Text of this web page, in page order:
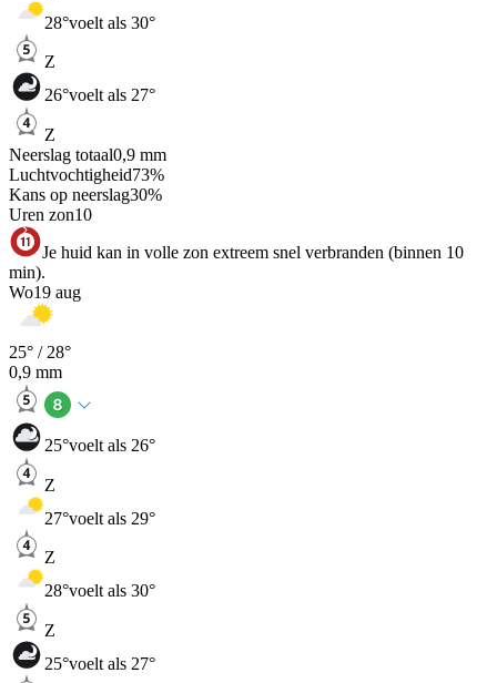
28°voelt als 30°
Z
26°voelt als 27°
Z
Neerslag totaal0,9 mm
Luchtvochtigheid73%
Kans op neerslag30%
Uren zon10
Je huid kan in volle zon extreem snel verbranden (binnen 10
min).
Wo19 aug
25° / 28°
0,9 mm
25°voelt als 26°
Z
27°voelt als 29°
Z
28°voelt als 30°
Z
25°voelt als 27°